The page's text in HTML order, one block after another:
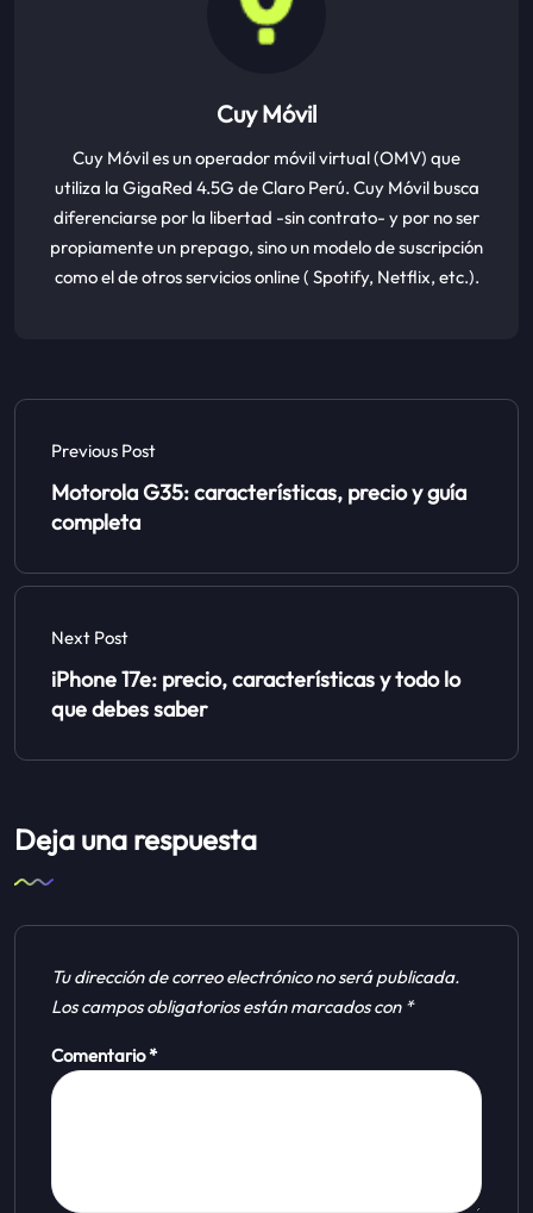
Cuy Móvil
Cuy Móvil es un operador móvil virtual (OMV) que
utiliza la GigaRed 4.5G de Claro Perú. Cuy Móvil busca
diferenciarse por la libertad -sin contrato- y por no ser
propiamente un prepago, sino un modelo de suscripción
como el de otros servicios online ( Spotify, Netflix, etc.).
Previous Post
Motorola G35: características, precio y guía
completa
Next Post
iPhone 17e: precio, características y todo lo
que debes saber
Deja una respuesta
Tu dirección de correo electrónico no será publicada.
Los campos obligatorios están marcados con *
Comentario*